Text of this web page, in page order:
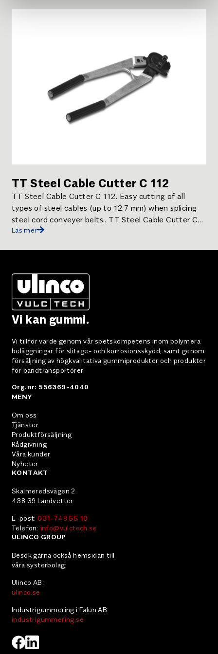
material supply thanks to large feeding hopper
Quickly exchangeable jet moulding nozzle to shape
Weight: 8.5 kg . Spacer ring.
TT Steel Cable Cutter C 112
TT Steel Cable Cutter C 112. Easy cutting of all
types of steel cables (up to 12.7 mm) when splicing
steel cord conveyer belts.. TT Steel Cable Cutter C
112.
Läs mer
Vi kan gummi.
Vi tillför värde genom vår spetskompetens inom polymera
beläggningar för slitage- och korrosionsskydd, samt genom
försäljning av högkvalitativa gummiprodukter och produkter
för bandtransportörer.
Org.nr: 556369-4040
MENY
Om oss
Tjänster
Produktförsäljning
Rådgivning
Våra kunder
Nyheter
KONTAKT
Skalmeredsvägen 2
438 39 Landvetter
E-post:031-748 55 10
Telefon: info@vulctech.se
ULINCO GROUP
Besök gärna också hemsidan till
våra systerbolag:
Ulinco AB:
ulinco.se
Industrigummering i Falun AB:
industrigummering.se